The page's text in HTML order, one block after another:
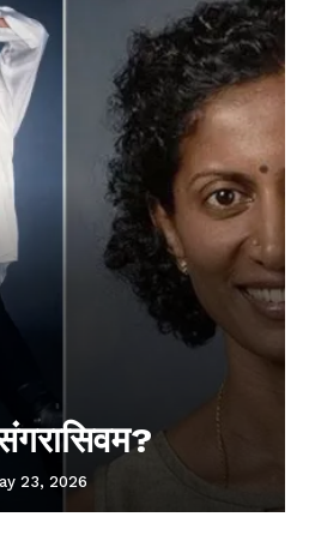
23, 2026